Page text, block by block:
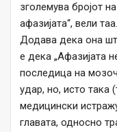
зголемува бројот
афазијата“, вели таа.
Додава дека она
е дека „Афазијата
последица на
удар, но, исто така
медицински
главата, односно